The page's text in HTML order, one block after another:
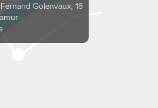
Golenvaux, 18